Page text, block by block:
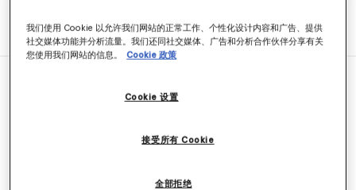
我们使用 Cookie 以允许我们网站的正常工作、个性化设计内容和广告、提供
社交媒体功能并分析流量。我们还同社交媒体、广告和分析合作伙伴分享有关
您使用我们网站的信息。
Cookie 政策
Cookie 设置
全部拒绝
接受所有 Cookie